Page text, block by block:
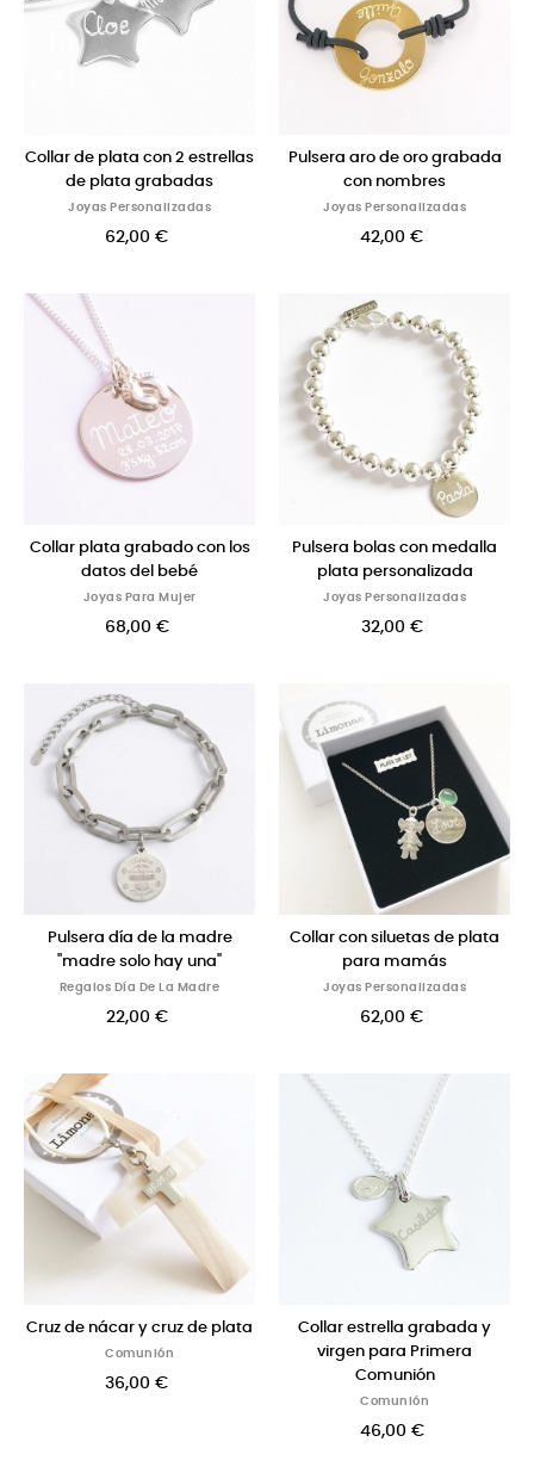
Collar de plata con 2 estrellas
de plata grabadas
Joyas Personalizadas
62,00 €
Pulsera aro de oro grabada
con nombres
Joyas Personalizadas
42,00 €
Collar plata grabado con los
datos del bebé
Joyas Para Mujer
68,00 €
Pulsera bolas con medalla
plata personalizada
Joyas Personalizadas
32,00 €
Pulsera día de la madre
"madre solo hay una"
Regalos Día De La Madre
22,00 €
Collar con siluetas de plata
para mamás
Joyas Personalizadas
62,00 €
Cruz de nácar y cruz de plata
Comunión
36,00 €
Collar estrella grabada y
virgen para Primera
Comunión
Comunión
46,00 €